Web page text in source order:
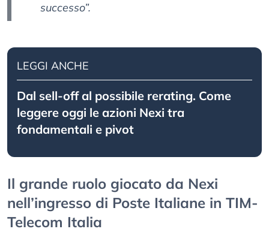
successo”.
LEGGI ANCHE
Dal sell-off al possibile rerating. Come
leggere oggi le azioni Nexi tra
fondamentali e pivot
Il grande ruolo giocato da Nexi
nell’ingresso di Poste Italiane in TIM-
Telecom Italia